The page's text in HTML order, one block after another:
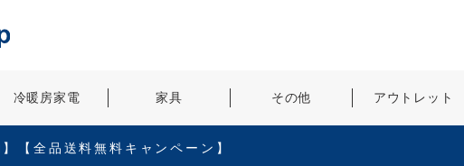
冷暖房家電 家具 その他 アウトレット
【全品送料無料キャンペーン】